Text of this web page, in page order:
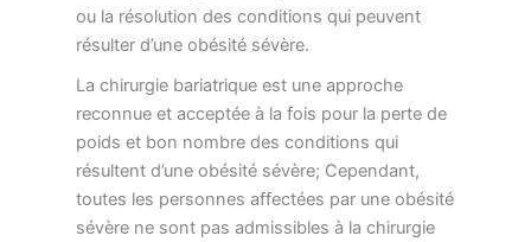
ou la résolution des conditions qui peuvent
résulter d’une obésité sévère.
La chirurgie bariatrique est une approche
reconnue et acceptée à la fois pour la perte de
poids et bon nombre des conditions qui
résultent d’une obésité sévère; Cependant,
toutes les personnes affectées par une obésité
sévère ne sont pas admissibles à la chirurgie